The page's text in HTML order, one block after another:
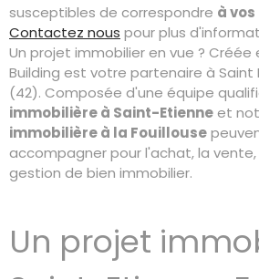
susceptibles de correspondre à
Contactez nous pour plus
Un projet immobilier en vue ? Créée
Building est votre partenaire à Saint
(42). Composée d'une équipe
immobilière à Saint-Etienneet
immobilière à la Fouillouse
accompagner pour l'achat, la
gestion de bien immobilier.
Un projet